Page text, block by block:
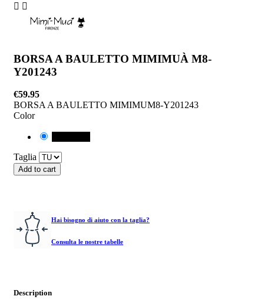
 
BORSA A BAULETTO MIMIMUÀ M8-
Y201243
€59.95
BORSA A BAULETTO MIMIMUM8-Y201243
Color
Taglia
Add to cart
Hai bisogno di aiuto con la taglia?
Consulta le nostre tabelle
Description